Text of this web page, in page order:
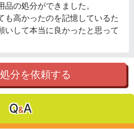
の処分ができました。
も高かったのを記憶しているた
いして本当に良かったと思って
分を依頼する
Q&A